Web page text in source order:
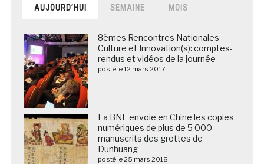
AUJOURD’HUI SEMAINE MOIS
8èmes Rencontres Nationales
Culture et Innovation(s): comptes-
rendus et vidéos de la journée
posté le 12 mars 2017
La BNF envoie en Chine les copies
numériques de plus de 5 000
manuscrits des grottes de
Dunhuang
posté le 25 mars 2018